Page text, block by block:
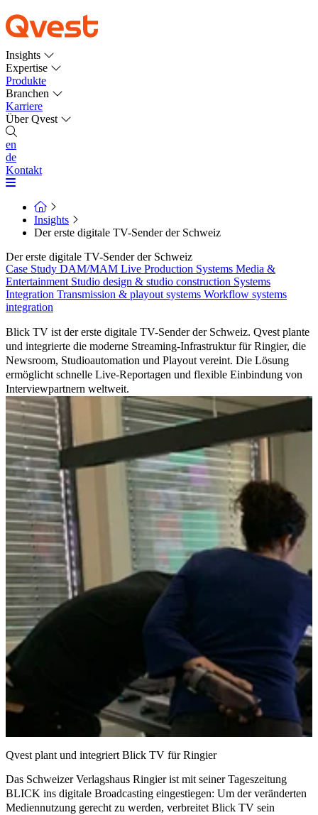
Insights
Expertise
Produkte
Branchen
Karriere
Über Qvest
en
de
Kontakt
Insights
Der erste digitale TV-Sender der Schweiz
Der erste digitale TV-Sender der Schweiz
Case Study DAM/MAM Live Production Systems Media &
Entertainment Studio design & studio construction Systems
Integration Transmission & playout systems Workflow systems
integration
Blick TV ist der erste digitale TV-Sender der Schweiz. Qvest plante
und integrierte die moderne Streaming-Infrastruktur für Ringier, die
Newsroom, Studioautomation und Playout vereint. Die Lösung
ermöglicht schnelle Live-Reportagen und flexible Einbindung von
Interviewpartnern weltweit.
Qvest plant und integriert Blick TV für Ringier
Das Schweizer Verlagshaus Ringier ist mit seiner Tageszeitung
BLICK ins digitale Broadcasting eingestiegen: Um der veränderten
Mediennutzung gerecht zu werden, verbreitet Blick TV sein